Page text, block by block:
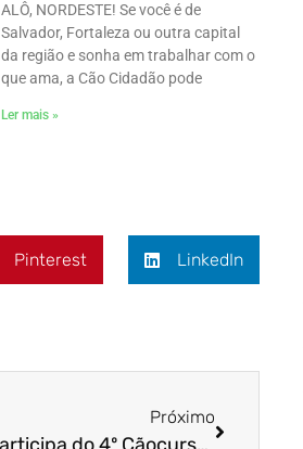
ALÔ, NORDESTE! Se você é de
Salvador, Fortaleza ou outra capital
da região e sonha em trabalhar com o
que ama, a Cão Cidadão pode
Ler mais »
Pinterest LinkedIn
Próximo